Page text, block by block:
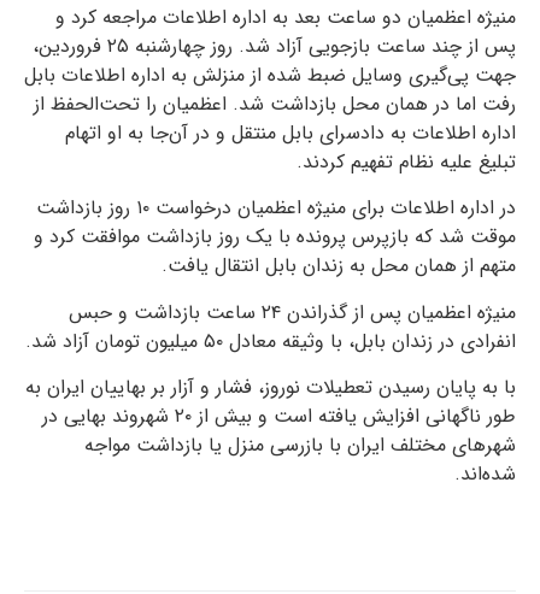
منیژه اعظمیان دو ساعت بعد به اداره اطلاعات مراجعه کرد و
پس از چند ساعت بازجویی آزاد شد. روز چهارشنبه ۲۵
فروردین،
جهت پی‌گیری وسایل ضبط شده از منزلش به اداره اطلاعات بابل
رفت اما در همان محل بازداشت ‌شد. اعظمیان را تحت‌الحفظ از
اداره اطلاعات به دادسرای بابل منتقل و در آن‌جا به او اتهام
تبلیغ علیه نظام تفهیم کردند.
در اداره اطلاعات برای منیژه اعظمیان درخواست ۱۰ روز بازداشت
موقت شد که بازپرس پرونده با یک روز بازداشت موافقت کرد و
متهم از همان محل به زندان بابل انتقال یافت.
منیژه اعظمیان پس از گذراندن ۲۴ ساعت بازداشت و حبس
انفرادی در زندان بابل، با وثیقه معادل ۵۰ میلیون تومان آزاد شد.
با به پایان رسیدن تعطیلات نوروز، فشار و آزار بر بهاییان ایران به
طور ناگهانی افزایش یافته است و بیش از ۲۰ شهروند بهایی در
شهرهای مختلف ایران با بازرسی منزل یا بازداشت مواجه
شده‌اند.